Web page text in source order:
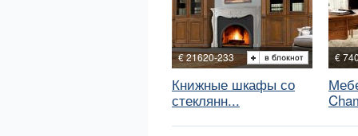
€ 21620-233
Книжные шкафы со
стеклянн...
€